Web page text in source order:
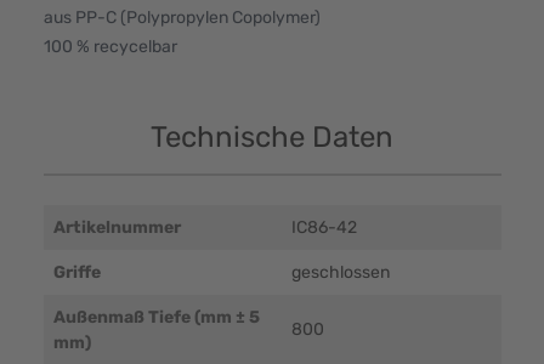
aus PP-C (Polypropylen Copolymer)
100 % recycelbar
Technische Daten
Artikelnummer IC86-42
Griffe geschlossen
Außenmaß Tiefe (mm ± 5
mm)
800